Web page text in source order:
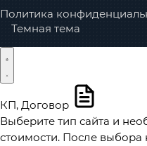
Политика
Темная тема
КП, Договор
Выберите тип сайта и
стоимости. После выбора